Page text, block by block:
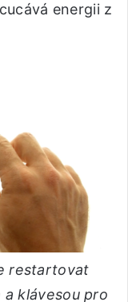
energii z
restartovat
klávesou pro